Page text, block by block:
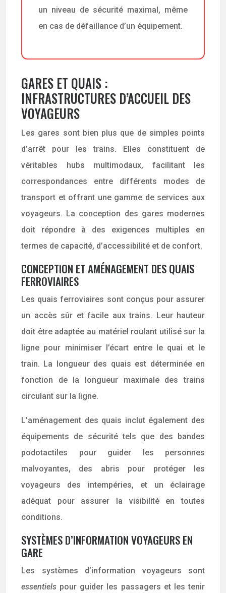
un niveau de sécurité maximal, même
en cas de défaillance d’un équipement.
GARES ET QUAIS :
INFRASTRUCTURES D’ACCUEIL DES
VOYAGEURS
Les gares sont bien plus que de simples points
d’arrêt pour les trains. Elles constituent de
véritables hubs multimodaux, facilitant les
correspondances entre différents modes de
transport et offrant une gamme de services aux
voyageurs. La conception des gares modernes
doit répondre à des exigences multiples en
termes de capacité, d’accessibilité et de confort.
CONCEPTION ET AMÉNAGEMENT DES QUAIS
FERROVIAIRES
Les quais ferroviaires sont conçus pour assurer
un accès sûr et facile aux trains. Leur hauteur
doit être adaptée au matériel roulant utilisé sur la
ligne pour minimiser l’écart entre le quai et le
train. La longueur des quais est déterminée en
fonction de la longueur maximale des trains
circulant sur la ligne.
L’aménagement des quais inclut également des
équipements de sécurité tels que des bandes
podotactiles pour guider les personnes
malvoyantes, des abris pour protéger les
voyageurs des intempéries, et un éclairage
adéquat pour assurer la visibilité en toutes
conditions.
SYSTÈMES D’INFORMATION VOYAGEURS EN
GARE
Les systèmes d’information voyageurs sont
essentiels pour guider les passagers et les tenir